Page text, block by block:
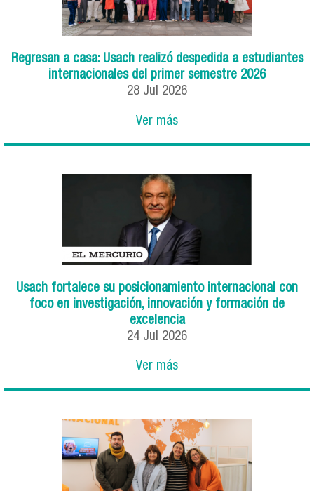
Regresan a casa: Usach realizó despedida a estudiantes
internacionales del primer semestre 2026
28 Jul 2026
Ver más
Usach fortalece su posicionamiento internacional con
foco en investigación, innovación y formación de
excelencia
24 Jul 2026
Ver más